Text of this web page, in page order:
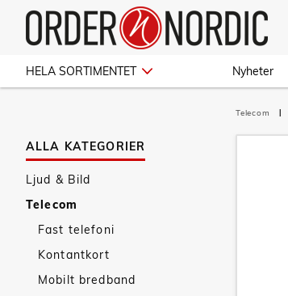
HELA SORTIMENTET Nyheter
ALLA KATEGORIER
Ljud & Bild
Telecom
Fast telefoni
Kontantkort
Mobilt bredband
Telecom